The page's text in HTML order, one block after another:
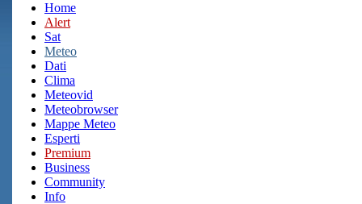
Home
Alert
Sat
Meteo
Dati
Clima
Meteovid
Meteobrowser
Mappe Meteo
Esperti
Premium
Business
Community
Info